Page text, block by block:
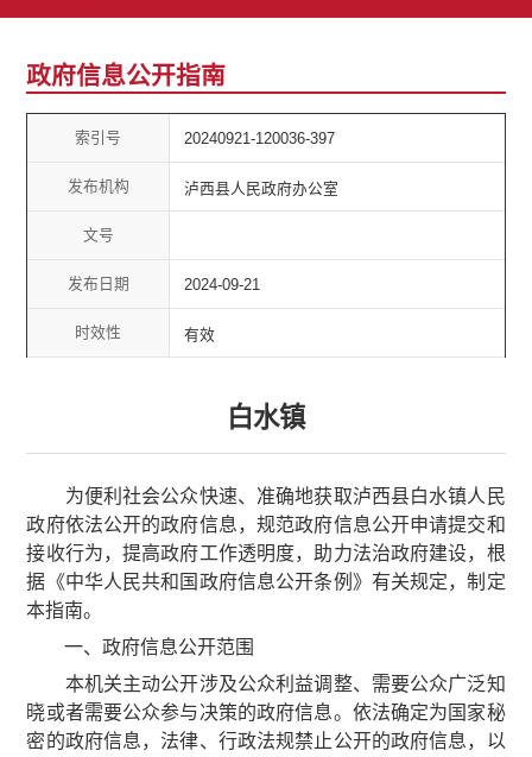
政府信息公开指南
索引号 20240921-120036-397
发布机构 泸西县人民政府办公室
文号
发布日期 2024-09-21
时效性 有效
白水镇
为便利社会公众快速、准确地获取泸西县白水镇人民
政府依法公开的政府信息，规范政府信息公开申请提交和
接收行为，提高政府工作透明度，助力法治政府建设，根
据《中华人民共和国政府信息公开条例》有关规定，制定
本指南。
一、政府信息公开范围
本机关主动公开涉及公众利益调整、需要公众广泛知
晓或者需要公众参与决策的政府信息。依法确定为国家秘
密的政府信息，法律、行政法规禁止公开的政府信息，以